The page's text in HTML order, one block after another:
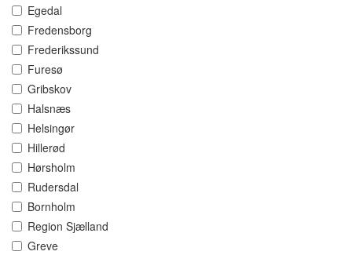
Egedal
Fredensborg
Frederikssund
Furesø
Gribskov
Halsnæs
Helsingør
Hillerød
Hørsholm
Rudersdal
Bornholm
Region Sjælland
Greve